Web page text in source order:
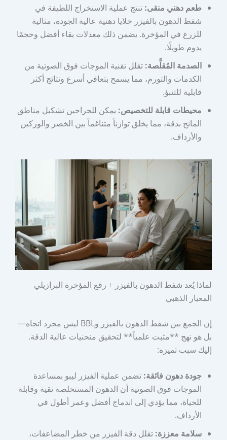
طعم دهني منقى: تنتج عملية الاستخراج اللطيفة في
شفط الدهون بالفيزر خلايا دهنية عالية الجودة، مثالية
للزرع في المؤخرة. يضمن ذلك معدلات بقاء أفضل وحجمًا
يدوم طويلًا.
الصدمة المُقلَّصة: تقلل تقنية الموجات فوق الصوتية من
الكدمات والتورم، مما يسمح بتعافي أسرع ونتائج أكثر
قابلية للتنبؤ.
محيطات قابلة للتخصيص: يمكن للجراحين تشكيل مناطق
المانح بدقة، مما يخلق توازناً متناغماً بين الخصر والوركين
والأرداف.
لماذا يُعد شفط الدهون بالفيزر + رفع المؤخرة البرازيلي
المعيار الذهبي
إن الجمع بين شفط الدهون بالفيزر وBBL ليس مجرد اتجاه—
بل هو نهج **مثبت علمياً** لتحقيق منحنيات عالية الدقة.
إليك سبب تميزه:
جودة دهون فائقة: تضمن عملية الفيزر ليبو بمساعدة
الموجات فوق الصوتية أن الدهون المستخلصة نقية وقابلة
للحياة، مما يؤدي إلى اندماج أفضل وعمر أطول في
الأرداف.
سلامة معززة: تقلل دقة الفيزر من خطر المضاعفات،